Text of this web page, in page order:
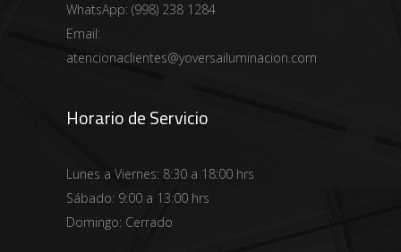
WhatsApp: (998) 238 1284
Email:
atencionaclientes@yoversailuminacion.com
Horario de Servicio
Lunes a Viernes: 8:30 a 18:00 hrs
Sábado: 9:00 a 13:00 hrs
Domingo: Cerrado